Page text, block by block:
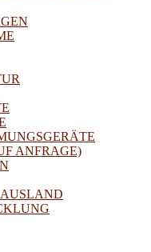
ANFRAGE)